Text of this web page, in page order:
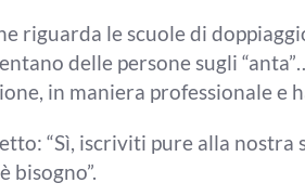
riguarda le scuole di
delle persone sugli
in maniera professionale e
“Sì, iscriviti pure alla nostra
bisogno”.